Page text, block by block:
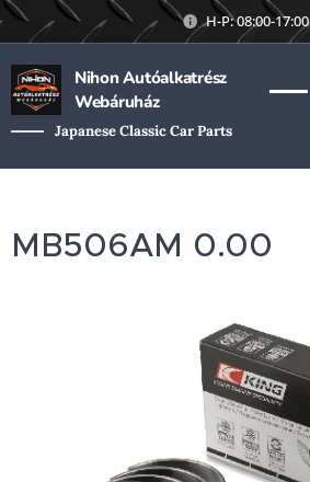
H-P: 08:00-17:00
Nihon Autóalkatrész
Webáruház
Japanese Classic Car Parts
MB506AM 0.00